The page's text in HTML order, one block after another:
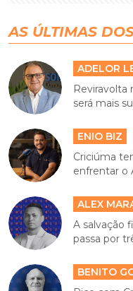
AS ÚLTIMAS
ADELOR
Reviravolta
será mais
ENIO BIZ
Criciúma
enfrentar o
ALEX
A salvação
passa por
BENITO